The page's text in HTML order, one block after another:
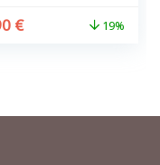
€ 19%